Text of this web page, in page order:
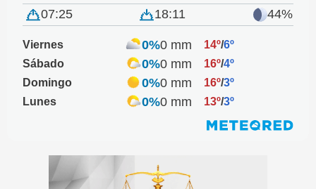
07:25 18:11 44%
Viernes 0%0 mm 14º/6º
Sábado
0%0 mm 16º/4º
Domingo
0%0 mm 16º/3º
Lunes
0%0 mm 13º/3º